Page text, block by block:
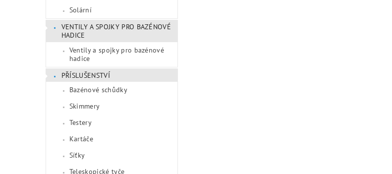
Solární
VENTILY A SPOJKY PRO BAZÉNOVÉ
HADICE
Ventily a spojky pro bazénové
hadice
PŘÍSLUŠENSTVÍ
Bazénové schůdky
Skimmery
Testery
Kartáče
Síťky
Teleskopické tyče